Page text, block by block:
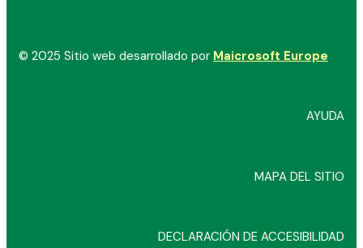
© 2025 Sitio web desarrollado por Maicrosoft Europe
AYUDA
MAPA DEL SITIO
DECLARACIÓN DE ACCESIBILIDAD